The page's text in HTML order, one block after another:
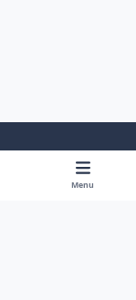
Menu